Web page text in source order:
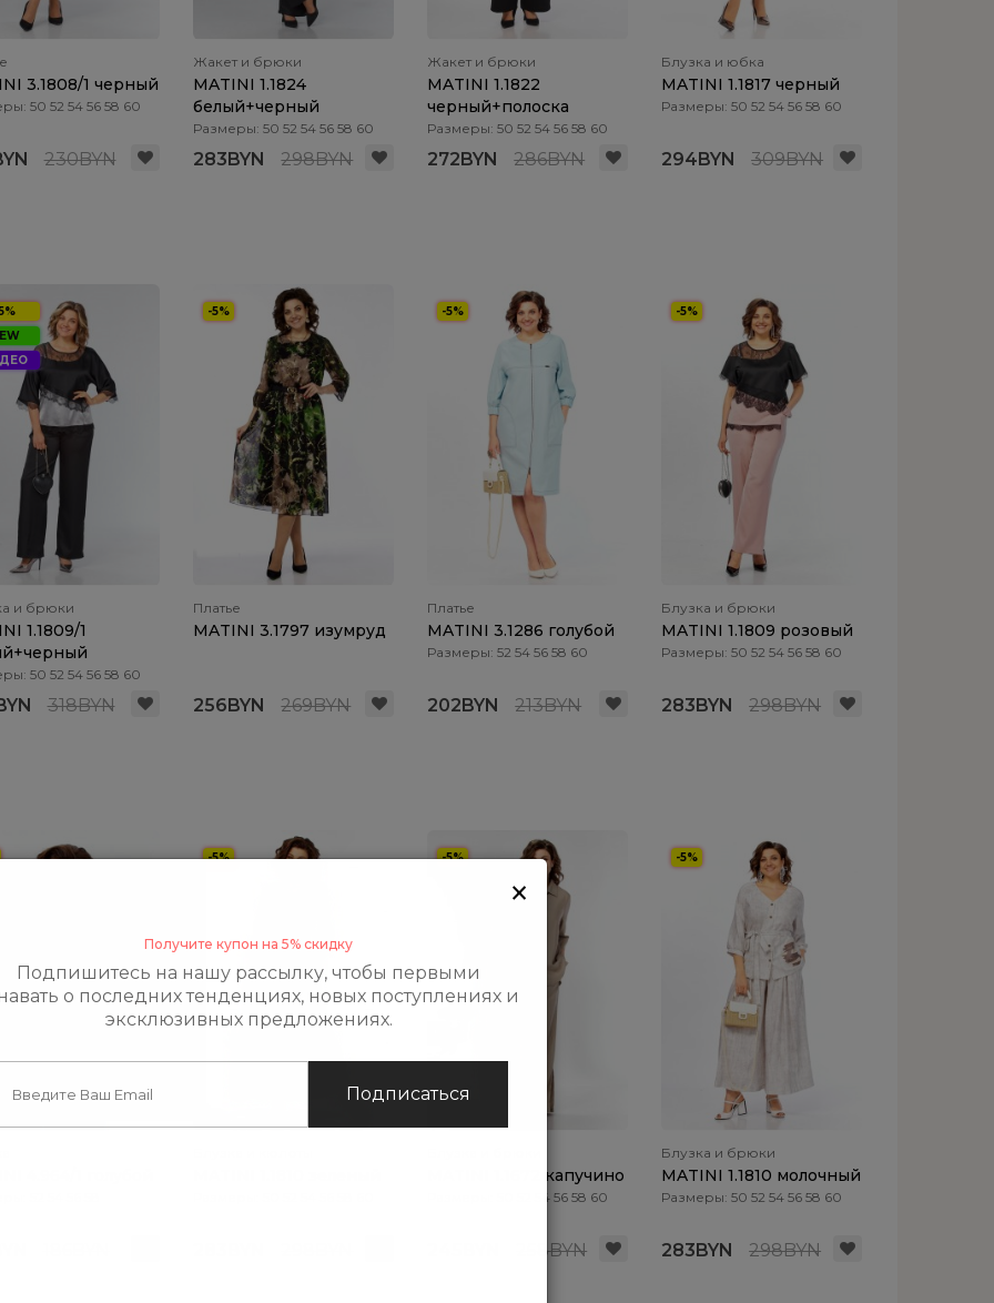
3.1808/1 черный
50 52 54 56 58 60
230BYN
Жакет и брюки
MATINI 1.1824
белый+черный
Размеры: 50 52 54 56 58 60
283BYN 298BYN
Жакет и брюки
MATINI 1.1822
черный+полоска
Размеры: 50 52 54 56 58 60
272BYN 286BYN
Блузка и юбка
MATINI 1.1817 черный
Размеры: 50 52 54 56 58 60
294BYN 309BYN
и брюки
1.1809/1
50 52 54 56 58 60
318BYN
-5%
Платье
MATINI 3.1797 изумруд
256BYN 269BYN
-5%
Платье
MATINI 3.1286 голубой
Размеры: 52 54 56 58 60
202BYN 213BYN
-5%
Блузка и брюки
MATINI 1.1809 розовый
Размеры: 50 52 54 56 58 60
283BYN 298BYN
-5% -5%
MATINI 1.1672 капучино
Размеры: 50 52 54 56 58 60
258BYN
-5%
Блузка и брюки
MATINI 1.1810 молочный
Размеры: 50 52 54 56 58 60
283BYN 298BYN
×
Получите купон на 5% скидку
Подпишитесь на нашу рассылку, чтобы первыми
о последних тенденциях, новых поступлениях и
эксклюзивных предложениях.
Подписаться